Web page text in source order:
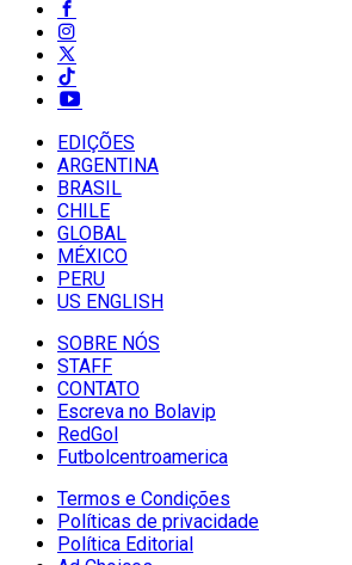
EDIÇÕES
ARGENTINA
BRASIL
CHILE
GLOBAL
MÉXICO
PERU
US ENGLISH
SOBRE NÓS
STAFF
CONTATO
Escreva no Bolavip
RedGol
Futbolcentroamerica
Termos e Condições
Políticas de privacidade
Política Editorial